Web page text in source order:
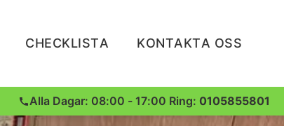
CHECKLISTA KONTAKTA OSS
Alla Dagar: 08:00 - 17:00 Ring: 0105855801